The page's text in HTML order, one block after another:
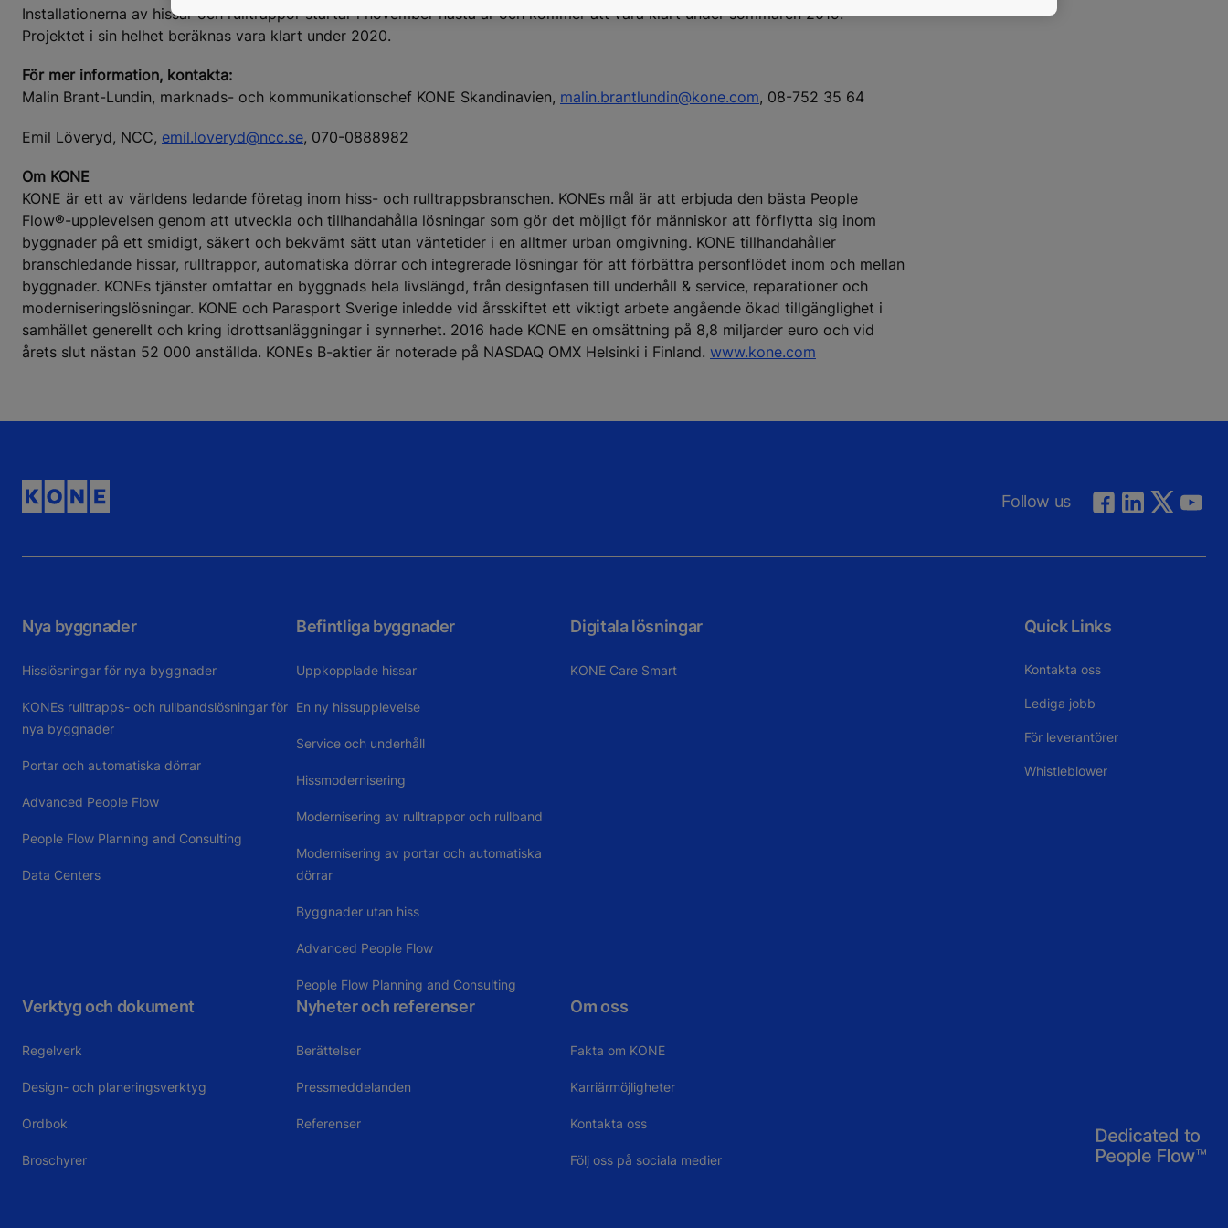
Installationerna av hissar och rulltrappor startar i november nästa år och kommer att vara klart under sommaren 2019.
Projektet i sin helhet beräknas vara klart under 2020.
För mer information, kontakta:
Malin Brant-Lundin, marknads- och kommunikationschef KONE Skandinavien, malin.brantlundin@kone.com, 08-752 35 64
Emil Löveryd, NCC, emil.loveryd@ncc.se, 070-0888982
Om KONE
KONE är ett av världens ledande företag inom hiss- och rulltrappsbranschen. KONEs mål är att erbjuda den bästa People
Flow®-upplevelsen genom att utveckla och tillhandahålla lösningar som gör det möjligt för människor att förflytta sig inom
byggnader på ett smidigt, säkert och bekvämt sätt utan väntetider i en alltmer urban omgivning. KONE tillhandahåller
branschledande hissar, rulltrappor, automatiska dörrar och integrerade lösningar för att förbättra personflödet inom och mellan
byggnader. KONEs tjänster omfattar en byggnads hela livslängd, från designfasen till underhåll & service, reparationer och
moderniseringslösningar. KONE och Parasport Sverige inledde vid årsskiftet ett viktigt arbete angående ökad tillgänglighet i
samhället generellt och kring idrottsanläggningar i synnerhet. 2016 hade KONE en omsättning på 8,8 miljarder euro och vid
årets slut nästan 52 000 anställda. KONEs B-aktier är noterade på NASDAQ OMX Helsinki i Finland. www.kone.com
Follow us
Nya byggnader
Hisslösningar för nya byggnader
KONEs rulltrapps- och rullbandslösningar för
nya byggnader
Portar och automatiska dörrar
Advanced People Flow
People Flow Planning and Consulting
Data Centers
Befintliga byggnader
Uppkopplade hissar
En ny hissupplevelse
Service och underhåll
Hissmodernisering
Modernisering av rulltrappor och rullband
Modernisering av portar och automatiska
dörrar
Byggnader utan hiss
Advanced People Flow
People Flow Planning and Consulting
Digitala lösningar
KONE Care Smart
Verktyg och dokument
Regelverk
Design- och planeringsverktyg
Ordbok
Broschyrer
Nyheter och referenser
Berättelser
Pressmeddelanden
Referenser
Om oss
Fakta om KONE
Karriärmöjligheter
Kontakta oss
Följ oss på sociala medier
Quick Links
Kontakta oss
Lediga jobb
För leverantörer
Whistleblower